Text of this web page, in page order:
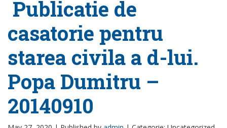
Publicatie de
casatorie pentru
starea civila a d-lui.
Popa Dumitru –
20140910